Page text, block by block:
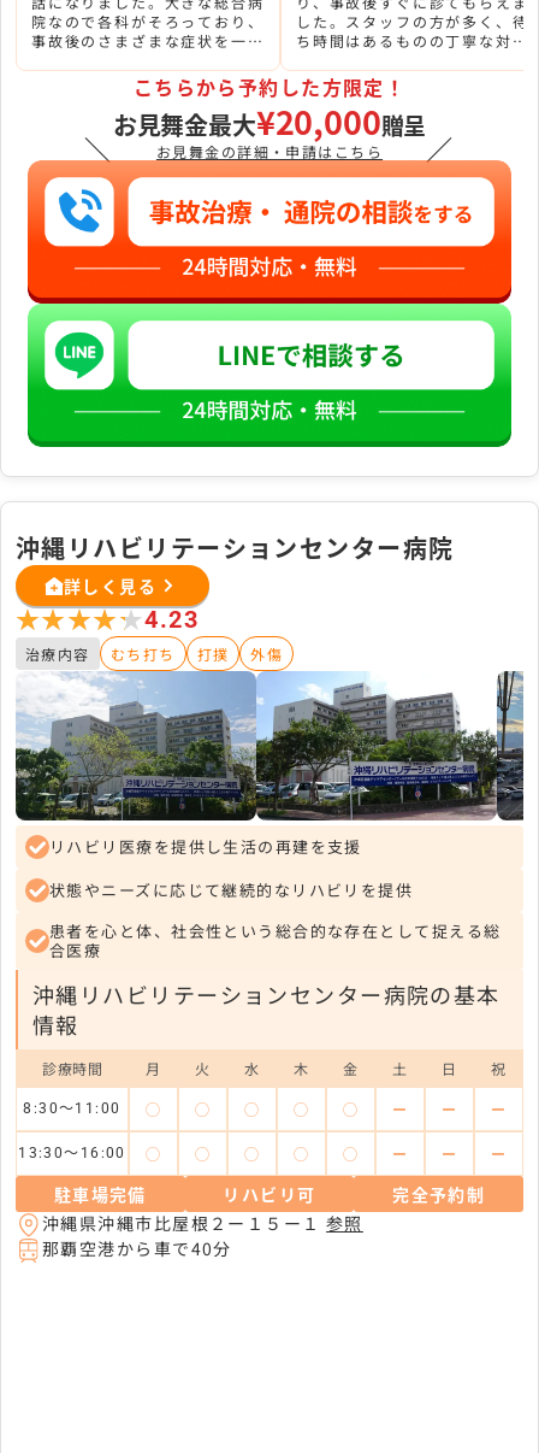
院なので各科がそろっており、
事故後のさまざまな症状を一か
助かりました。
した。スタッフの方が多く、待
ち時間はあるものの丁寧な対応
できました。
＼
こちらから予約した方限定！
お見舞金最大¥20,000贈呈
お見舞金の詳細・申請はこちら ／
沖縄リハビリテーションセンター病院
詳しく見る
★★★★★
★★★★★4.23
治療内容 むち打ち 打撲 外傷
リハビリ医療を提供し生活の再建を支援
状態やニーズに応じて継続的なリハビリを提供
患者を心と体、社会性という総合的な存在として捉える総
合医療
沖縄リハビリテーションセンター病院の基本
情報
診療時間 月 火 水 木 金 土 日 祝
8:30～11:00 ◯ ◯ ◯ ◯ ◯ ー ー ー
13:30～16:00 ◯ ◯ ◯ ◯ ◯ ー ー ー
駐車場完備 リハビリ可
完全予約制
沖縄県沖縄市比屋根２ー１５ー１参照
那覇空港から車で40分